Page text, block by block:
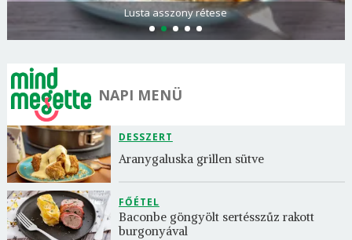
Spenótos palacsinta tejföllel töltve
NAPI MENÜ
DESSZERT
Aranygaluska grillen sütve
FŐÉTEL
Baconbe göngyölt sertésszűz rakott
burgonyával